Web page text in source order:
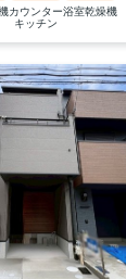
カウンター
キッチン
浴室乾燥機